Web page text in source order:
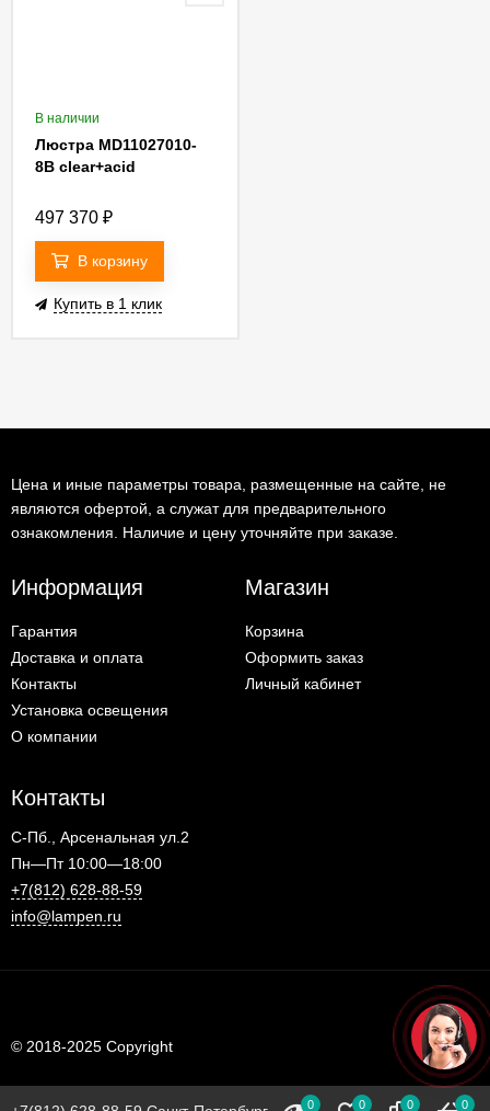
В наличии
Люстра MD11027010-
8B clear+acid
497 370 ₽
В корзину
Купить в 1 клик
Цена и иные параметры товара, размещенные на сайте, не
являются офертой, а служат для предварительного
ознакомления. Наличие и цену уточняйте при заказе.
Информация
Гарантия
Доставка и оплата
Контакты
Установка освещения
О компании
Магазин
Корзина
Оформить заказ
Личный кабинет
Контакты
С-Пб., Арсенальная ул.2
Пн—Пт 10:00—18:00
+7(812) 628-88-59
info@lampen.ru
© 2018-2025 Copyright
0 0 0 0